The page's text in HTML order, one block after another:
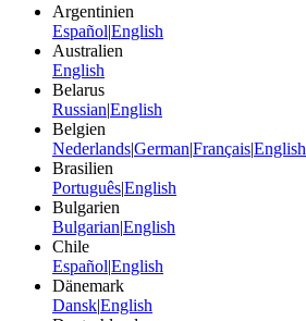
Argentinien
Español|English
Australien
English
Belarus
Russian|English
Belgien
Nederlands|German|Français|English
Brasilien
Português|English
Bulgarien
Bulgarian|English
Chile
Español|English
Dänemark
Dansk|English